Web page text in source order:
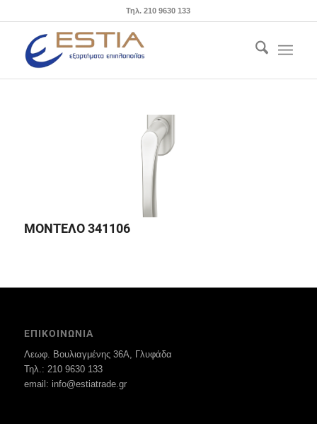
Τηλ. 210 9630 133
ΜΟΝΤΕΛΟ 341106
ΕΠΙΚΟΙΝΩΝΙΑ
Λεωφ. Βουλιαγμένης 36Α, Γλυφάδα
Τηλ.: 210 9630 133
email: info@estiatrade.gr